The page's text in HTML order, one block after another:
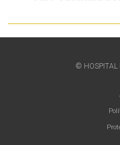
© HOSPITAL